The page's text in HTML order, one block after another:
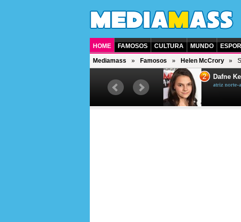
HOME FAMOSOS CULTURA MUNDO
Mediamass Famosos Helen McCrory
2 Dafne
atriz norte-